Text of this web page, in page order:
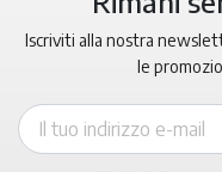
Iscriviti alla nostra
le